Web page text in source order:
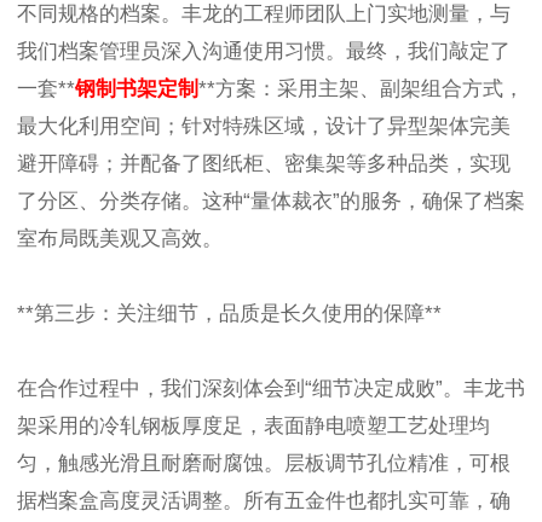
不同规格的档案。丰龙的工程师团队上门实地测量，与
我们档案管理员深入沟通使用习惯。最终，我们敲定了
一套**钢制书架定制 **方案：采用主架、副架组合方式，
最大化利用空间；针对特殊区域，设计了异型架体完美
避开障碍；并配备了图纸柜、密集架等多种品类，实现
了分区、分类存储。这种“量体裁衣”的服务，确保了档案
室布局既美观又高效。
**第三步：关注细节，品质是长久使用的保障**
在合作过程中，我们深刻体会到“细节决定成败”。丰龙书
架采用的冷轧钢板厚度足，表面静电喷塑工艺处理均
匀，触感光滑且耐磨耐腐蚀。层板调节孔位精准，可根
据档案盒高度灵活调整。所有五金件也都扎实可靠，确